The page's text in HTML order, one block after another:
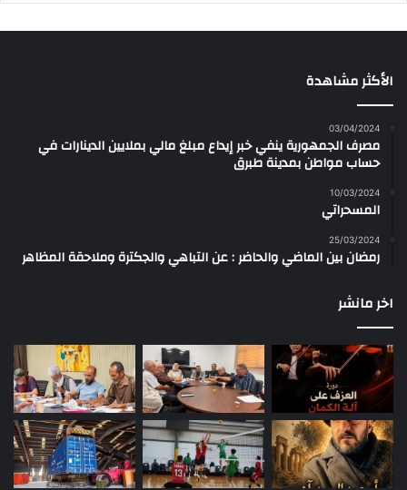
الأكثر مشاهدة
03/04/2024
مصرف الجمهورية ينفي خبر إيداع مبلغ مالي بملايين الدينارات في
حساب مواطن بمدينة طبرق
10/03/2024
المسحراتي
25/03/2024
رمضان بين الماضي والحاضر : عن التباهي والجكترة وملاحقة المظاهر
اخر مانشر